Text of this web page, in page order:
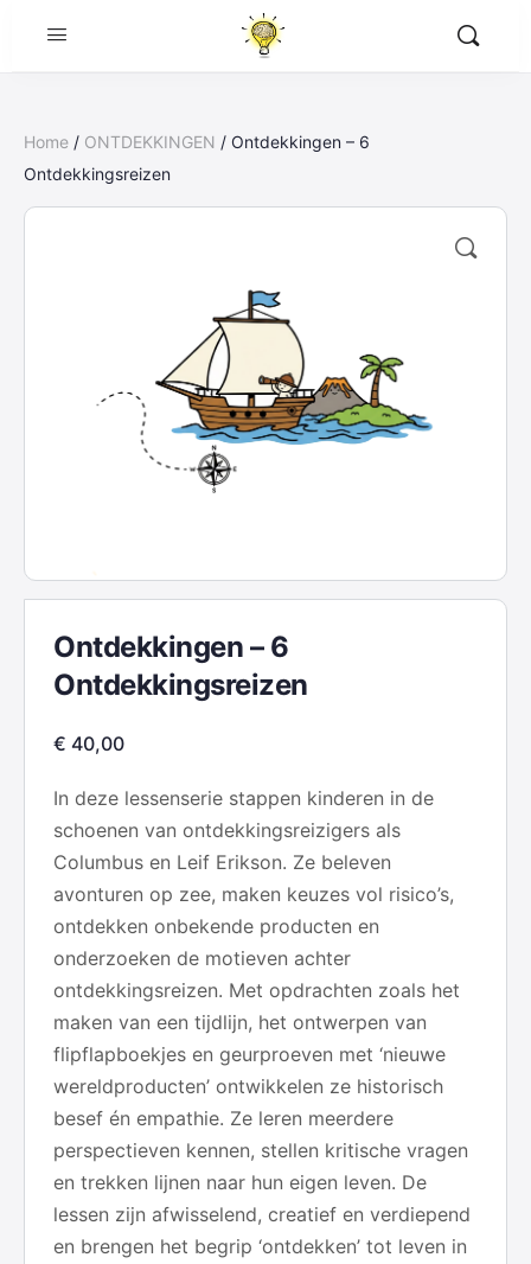
Home / ONTDEKKINGEN / Ontdekkingen – 6
Ontdekkingsreizen
Ontdekkingen – 6
Ontdekkingsreizen
€ 40,00
In deze lessenserie stappen kinderen in de
schoenen van ontdekkingsreizigers als
Columbus en Leif Erikson. Ze beleven
avonturen op zee, maken keuzes vol risico’s,
ontdekken onbekende producten en
onderzoeken de motieven achter
ontdekkingsreizen. Met opdrachten zoals het
maken van een tijdlijn, het ontwerpen van
flipflapboekjes en geurproeven met ‘nieuwe
wereldproducten’ ontwikkelen ze historisch
besef én empathie. Ze leren meerdere
perspectieven kennen, stellen kritische vragen
en trekken lijnen naar hun eigen leven. De
lessen zijn afwisselend, creatief en verdiepend
en brengen het begrip ‘ontdekken’ tot leven in